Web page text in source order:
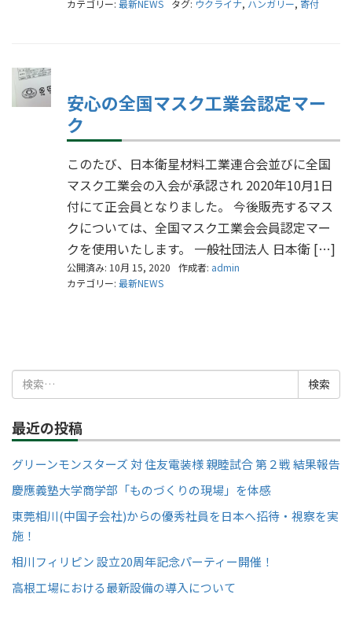
カテゴリー: 最新NEWS タグ: ウクライナ, ハンガリー, 寄付
安心の全国マスク工業会認定マー
ク
このたび、日本衛星材料工業連合会並びに全国
マスク工業会の入会が承認され 2020年10月1日
付にて正会員となりました。 今後販売するマス
クについては、全国マスク工業会会員認定マー
クを使用いたします。 一般社団法人 日本衛 […]
公開済み: 10月 15, 2020 作成者: admin
カテゴリー: 最新NEWS
索:
最近の投稿
グリーンモンスターズ 対 住友電装様 親睦試合 第２戦 結果報告
慶應義塾大学商学部「ものづくりの現場」を体感
東莞相川(中国子会社)からの優秀社員を日本へ招待・視察を実
施！
相川フィリピン 設立20周年記念パーティー開催！
高根工場における最新設備の導入について